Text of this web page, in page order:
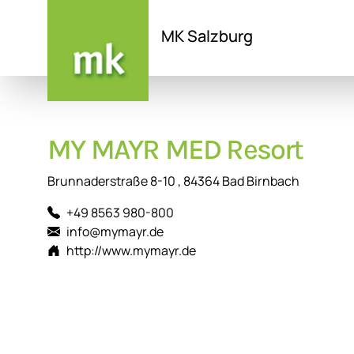
MK Salzburg
MY MAYR MED Resort
Brunnaderstraße 8-10 , 84364 Bad Birnbach
+49 8563 980-800
info@mymayr.de
http://www.mymayr.de